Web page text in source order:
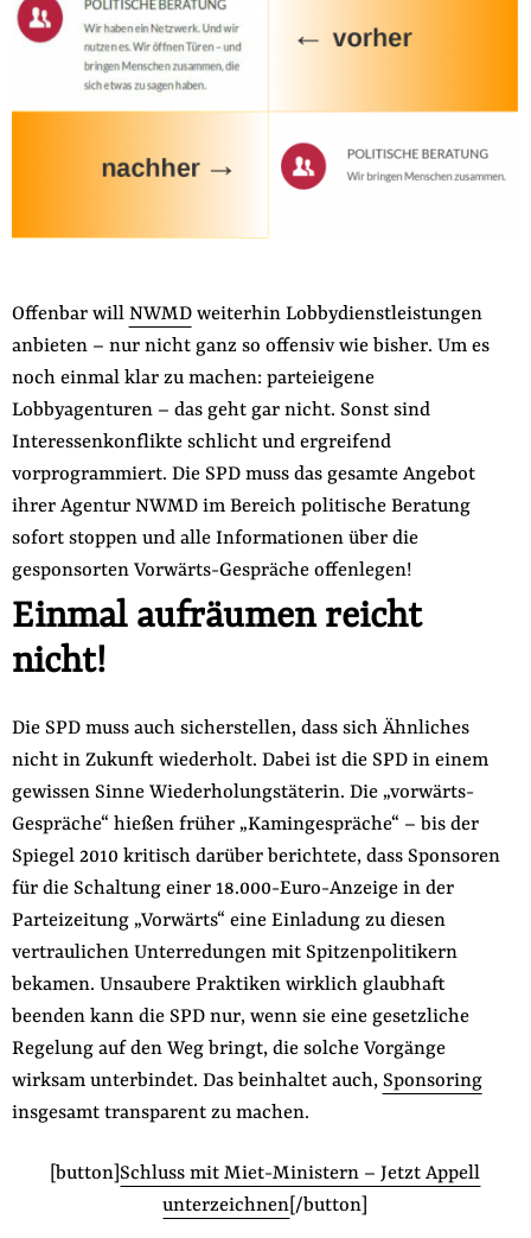
auf
der
Website
Folge Uns
FacebookMastodon
Bluesky
Offenbar will NWMDweiterhin Lobbydienstleistungen
anbieten – nur nicht ganz so offensiv wie bisher. Um es
noch einmal klar zu machen: parteieigene
Lobbyagenturen – das geht gar nicht. Sonst sind
Interessenkonflikte schlicht und ergreifend
vorprogrammiert. Die SPD muss das gesamte Angebot
ihrer Agentur NWMD im Bereich politische Beratung
sofort stoppen und alle Informationen über die
gesponsorten Vorwärts-Gespräche offenlegen!
Einmal aufräumen reicht
nicht!
Die SPD muss auch sicherstellen, dass sich Ähnliches
nicht in Zukunft wiederholt. Dabei ist die SPD in einem
gewissen Sinne Wiederholungstäterin. Die „vorwärts-
Gespräche“ hießen früher „Kamingespräche“ – bis der
Spiegel 2010 kritisch darüber berichtete, dass Sponsoren
für die Schaltung einer 18.000-Euro-Anzeige in der
Parteizeitung „Vorwärts“ eine Einladung zu diesen
vertraulichen Unterredungen mit Spitzenpolitikern
bekamen. Unsaubere Praktiken wirklich glaubhaft
beenden kann die SPD nur, wenn sie eine gesetzliche
Regelung auf den Weg bringt, die solche Vorgänge
wirksam unterbindet. Das beinhaltet auch, Sponsoring
insgesamt transparent zu machen.
[button]Schluss mit Miet-Ministern – Jetzt Appell
unterzeichnen [/button]